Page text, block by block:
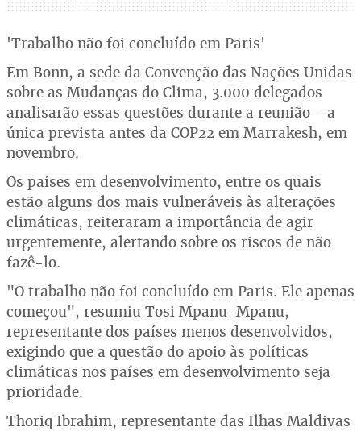
'Trabalho não foi concluído em Paris'
Em Bonn, a sede da Convenção das Nações Unidas
sobre as Mudanças do Clima, 3.000 delegados
analisarão essas questões durante a reunião - a
única prevista antes da COP22 em Marrakesh, em
novembro.
Os países em desenvolvimento, entre os quais
estão alguns dos mais vulneráveis às alterações
climáticas, reiteraram a importância de agir
urgentemente, alertando sobre os riscos de não
fazê-lo.
"O trabalho não foi concluído em Paris. Ele apenas
começou", resumiu Tosi Mpanu-Mpanu,
representante dos países menos desenvolvidos,
exigindo que a questão do apoio às políticas
climáticas nos países em desenvolvimento seja
prioridade.
Thoriq Ibrahim, representante das Ilhas Maldivas